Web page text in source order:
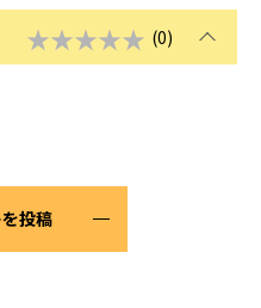
★★★★★ (0)
投稿